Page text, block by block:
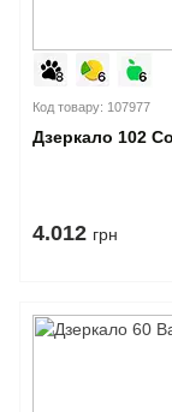
Код товару: 107977
Дзеркало 102
4.012 грн